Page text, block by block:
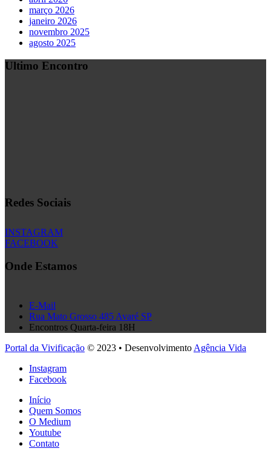
março 2026
janeiro 2026
novembro 2025
agosto 2025
Ultimo Encontro
Redes Sociais
INSTAGRAM
FACEBOOK
Onde Estamos
E-Mail
Rua Mato Grosso 485 Avaré SP
Encontros Quarta-feira 18H
Portal da Vivificação © 2023 • Desenvolvimento Agência Vida
Instagram
Facebook
Início
Quem Somos
O Medium
Youtube
Contato